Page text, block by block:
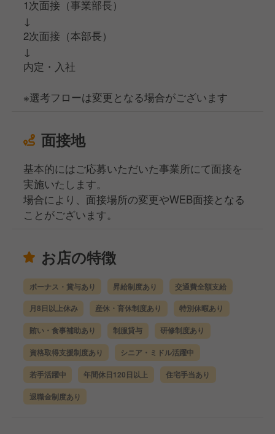
1次面接（事業部長）
↓
2次面接（本部長）
↓
内定・入社
※選考フローは変更となる場合がございます
面接地
基本的にはご応募いただいた事業所にて面接を
実施いたします。
場合により、面接場所の変更やWEB面接となる
ことがございます。
お店の特徴
ボーナス・賞与あり 昇給制度あり 交通費全額支給
月8日以上休み 産休・育休制度あり 特別休暇あり
賄い・食事補助あり 制服貸与 研修制度あり
資格取得支援制度あり シニア・ミドル活躍中
若手活躍中 年間休日120日以上 住宅手当あり
退職金制度あり